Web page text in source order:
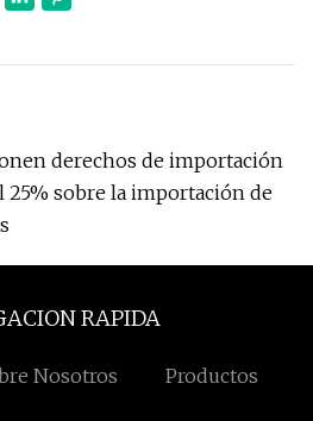
derechos de importación
25% sobre la importación de
RAPIDA
Nosotros Productos